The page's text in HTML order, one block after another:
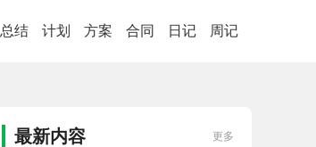
总结 计划 方案 合同 日记 周记
最新内容 更多